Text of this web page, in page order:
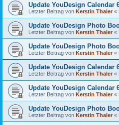
Update YouDesign Calendar
Letzter Beitrag von Kerstin Thaler«
Update YouDesign Photo
Letzter Beitrag von Kerstin Thaler«
Update YouDesign Photo
Letzter Beitrag von Kerstin Thaler«
Update YouDesign Calendar
Letzter Beitrag von Kerstin Thaler«
Update YouDesign Calendar
Letzter Beitrag von Kerstin Thaler«
Update YouDesign Photo
Letzter Beitrag von Kerstin Thaler«